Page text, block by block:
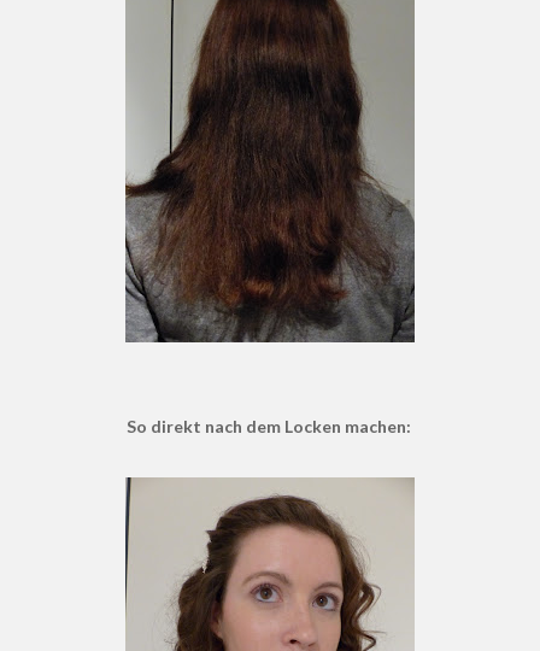
So direkt nach dem Locken machen: